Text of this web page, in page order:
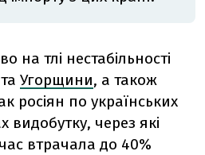
на тлі нестабільності
та Угорщини, а також
росіян по українських
видобутку, через які
втрачала до 40%